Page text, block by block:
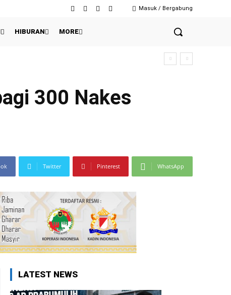
Masuk / Bergabung
HIBURAN MORE
300 Nakes
Twitter Pinterest WhatsApp
LATEST NEWS